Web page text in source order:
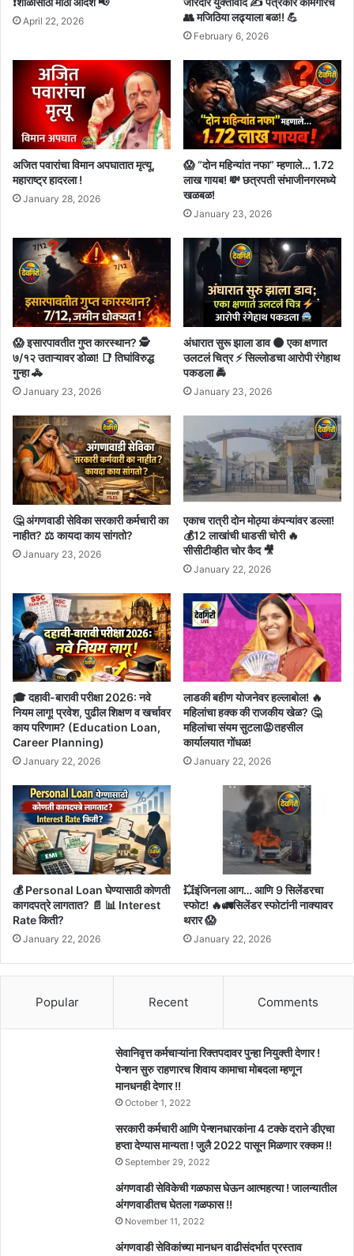
April 22, 2026
👥 मजिठिया लढ्याला बळ!! 💪
February 6, 2026
अजित पवारांचा विमान अपघातात मृत्यू,
महाराष्ट्र हादरला !
January 28, 2026
😱 “दोन महिन्यांत नफा” म्हणाले… 1.72
लाख गायब! 💸 छत्रपती संभाजीनगरमध्ये
खळबळ!
January 23, 2026
😱 इसारपावतीत गुप्त कारस्थान? 🕵️
७/१२ उताऱ्यावर डोळा! 📑 तिघांविरुद्ध
गुन्हा 🚓
January 23, 2026
अंधारात सुरू झाला डाव 🌑 एका क्षणात
उलटलं चित्र ⚡ सिल्लोडचा आरोपी रंगेहाथ
पकडला 🚔
January 23, 2026
🤔 अंगणवाडी सेविका सरकारी कर्मचारी का
नाहीत? ⚖️ कायदा काय सांगतो?
January 23, 2026
एकाच रात्री दोन मोठ्या कंपन्यांवर डल्ला!
💰12 लाखांची धाडसी चोरी 🔥
सीसीटीव्हीत चोर कैद 🎥
January 22, 2026
🎓 दहावी-बारावी परीक्षा 2026: नवे
नियम लागू! प्रवेश, पुढील शिक्षण व खर्चावर
काय परिणाम? (Education Loan,
Career Planning)
January 22, 2026
लाडकी बहीण योजनेवर हल्लाबोल! 🔥
महिलांचा हक्क की राजकीय खेळ? 🤔
महिलांचा संयम सुटला😡तहसील
कार्यालयात गोंधळ!
January 22, 2026
💰 Personal Loan घेण्यासाठी कोणती
कागदपत्रे लागतात? 📄 📊 Interest
Rate किती?
January 22, 2026
💥इंजिनला आग… आणि 9 सिलेंडरचा
स्फोट! 🔥🚛सिलेंडर स्फोटांनी नाक्यावर
थरार 😱
January 22, 2026
Popular Recent Comments
सेवानिवृत्त कर्मचाऱ्यांना रिक्तपदावर पुन्हा नियुक्ती देणार !
पेन्शन सुरु राहणारच शिवाय कामाचा मोबदला म्हणून
मानधनही देणार !!
October 1, 2022
सरकारी कर्मचारी आणि पेन्शनधारकांना 4 टक्के दराने डीएचा
हप्ता देण्यास मान्यता ! जुलै 2022 पासून मिळणार रक्कम !!
September 29, 2022
अंगणवाडी सेविकेची गळफास घेऊन आत्महत्या ! जालन्यातील
अंगणवाडीतच घेतला गळफास !!
November 11, 2022
अंगणवाडी सेविकांच्या मानधन वाढीसंदर्भात प्रस्ताव